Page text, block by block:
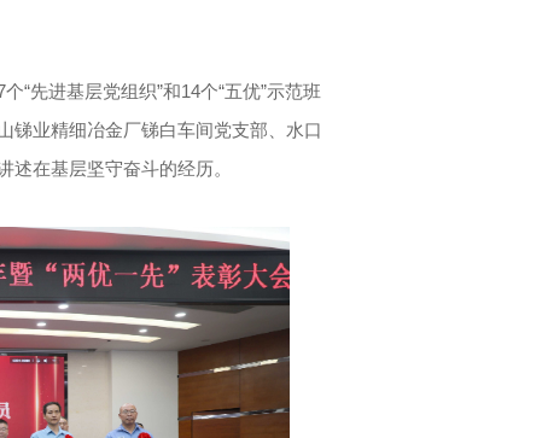
“先进基层党组织”和14个“五优”示范班
锑业精细冶金厂锑白车间党支部、水口
在基层坚守奋斗的经历。